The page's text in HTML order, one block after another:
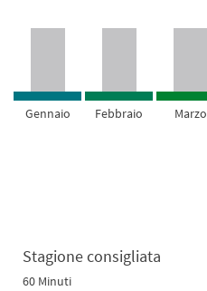
Gennaio Febbraio Marzo
Stagione consigliata
60 Minuti